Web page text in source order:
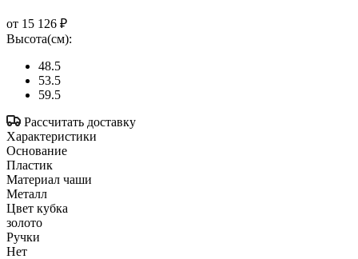
от 15 126 ₽
Высота(см):
48.5
53.5
59.5
Рассчитать доставку
Характеристики
Основание
Пластик
Материал чаши
Металл
Цвет кубка
золото
Ручки
Нет